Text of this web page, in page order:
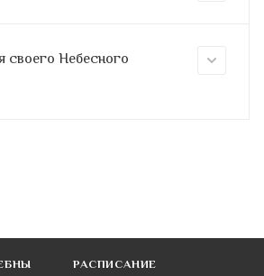
своего Небесного
РАСПИСАНИЕ